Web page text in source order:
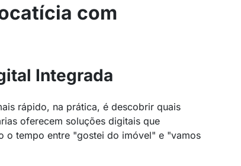
com
Integrada
rápido, na prática, é descobrir quais
oferecem soluções digitais que
o tempo entre "gostei do imóvel" e "vamos